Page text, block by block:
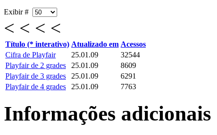
Exibir #
< < < <
Título (* interativo) Atualizado em Acessos
Cifra de Playfair
25.01.09
32544
Playfair de 2 grades
25.01.09
8609
Playfair de 3 grades
25.01.09
6291
Playfair de 4 grades
25.01.09 7763
Informações adicionais